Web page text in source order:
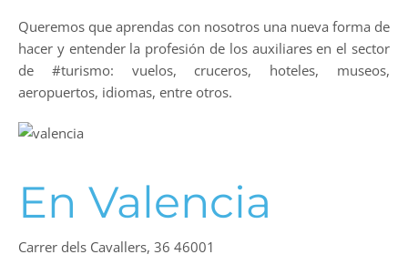
Queremos que aprendas con nosotros una nueva forma de
hacer y entender la profesión de los auxiliares en el sector
de #turismo: vuelos, cruceros, hoteles, museos,
aeropuertos, idiomas, entre otros.
En Valencia
Carrer dels Cavallers, 36 46001